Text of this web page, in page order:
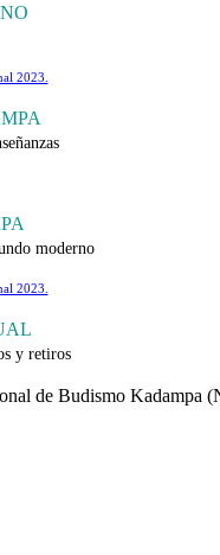
moderno
y retiros
de Budismo